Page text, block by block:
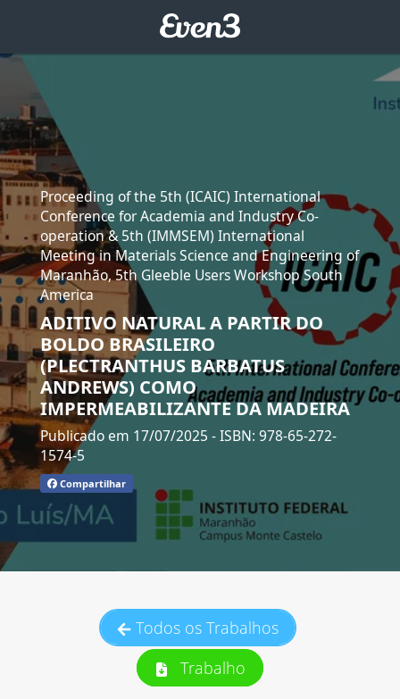
Proceeding of the 5th (ICAIC) International
Conference for Academia and Industry Co-
operation & 5th (IMMSEM) International
Meeting in Materials Science and Engineering of
Maranhão, 5th Gleeble Users Workshop South
America
ADITIVO NATURAL A PARTIR DO
BOLDO BRASILEIRO
(PLECTRANTHUS BARBATUS
ANDREWS) COMO
IMPERMEABILIZANTE DA MADEIRA
Publicado em 17/07/2025 - ISBN: 978-65-272-
1574-5
Compartilhar
Todos os Trabalhos
Trabalho